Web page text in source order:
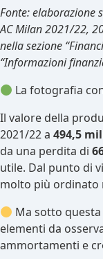
Fonte: elaborazione
AC Milan 2021/22,
nella sezione
“Informazioni
La fotografia
Il valore della
2021/22 a 494,5
da una perdita di
utile. Dal punto di
molto più ordinato
Ma sotto
elementi da
ammortamenti e